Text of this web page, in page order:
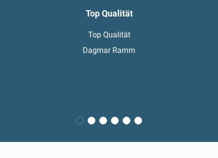
Top Qualität
Top Qualität
Dagmar Ramm